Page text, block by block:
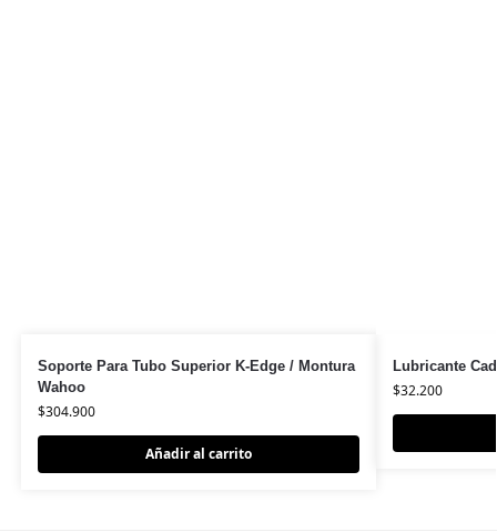
Soporte Para Tubo Superior K-Edge / Montura
Wahoo
$304.900
Añadir al carrito
Lubricante
$32.200